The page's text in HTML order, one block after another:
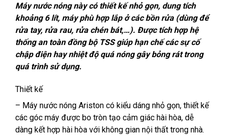
Máy nước nóng này có thiết kế nhỏ gọn, dung tích
khoảng 6 lít, máy phù hợp lắp ở các bồn rửa (dùng để
rửa tay, rửa rau, rửa chén bát,…). Được tích hợp hệ
thống an toàn đồng bộ TSS giúp hạn chế các sự cố
chập điện hay nhiệt độ quá nóng gây bỏng rát trong
quá trình sử dụng.
Thiết kế
– Máy nước nóng Ariston có kiểu dáng nhỏ gọn, thiết kế
các góc máy được bo tròn tạo cảm giác hài hòa, dễ
dàng kết hợp hài hòa với không gian nội thất trong nhà.